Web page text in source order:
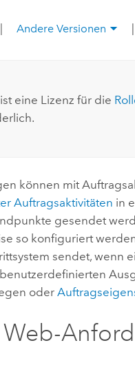
Andere Versionen
eine Lizenz für die
können mit
Auftragsaktivitäten in
gesendet
so konfiguriert
sendet, wenn
oder